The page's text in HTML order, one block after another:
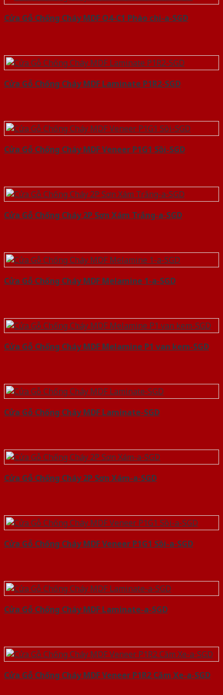
Cửa Gỗ Chống Cháy MDF O4-C1 Phào chi-a-SGD
Cửa Gỗ Chống Cháy MDF Laminate P1R2-SGD
Cửa Gỗ Chống Cháy MDF Veneer P1G1 Sồi-SGD
Cửa Gỗ Chống Cháy 2P Sơn Xám Trắng-a-SGD
Cửa Gỗ Chống Cháy MDF Melamine 1-a-SGD
Cửa Gỗ Chống Cháy MDF Melamine P1 van kem-SGD
Cửa Gỗ Chống Cháy MDF Laminate-SGD
Cửa Gỗ Chống Cháy 2P Sơn Xám-a-SGD
Cửa Gỗ Chống Cháy MDF Veneer P1G1 Sồi-a-SGD
Cửa Gỗ Chống Cháy MDF Laminate-a-SGD
Cửa Gỗ Chống Cháy MDF Veneer P1R2 Căm Xe-a-SGD